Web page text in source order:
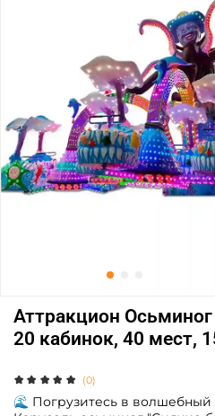
(0)
Аттракцион
20 кабинок, 40 мест,
🌊 Погрузитесь в